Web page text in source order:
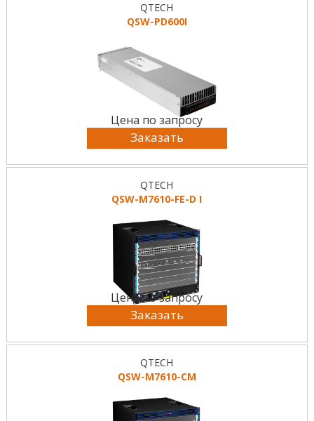
QTECH
QSW-PD600I
Цена по запросу
Заказать
QTECH
QSW-M7610-FE-D I
Цена по запросу
Заказать
QTECH
QSW-M7610-CM